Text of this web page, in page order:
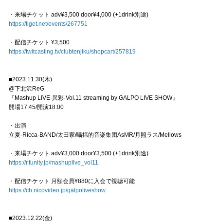
・来場チケット adv¥3,500 door¥4,000 (+1drink別途)
https://tiget.net/events/267751
・配信チケット ¥3,500
https://twitcasting.tv/clubtenjiku/shopcart/257819
■2023.11.30(木)
@下北沢ReG
『Mashup LIVE-異彩-Vol.11 streaming by GALPO LIVE SHOW』
開場17:45/開演18:00
・出演
立夏-Ricca-BAND/太田家/囁揺的音楽集団AsMR/月照ラス/Mellows
・来場チケット adv¥3,000 door¥3,500 (+1drink別途)️
https://r.funity.jp/mashuplive_vol11
・配信チケット 月額会員¥880に入会で視聴可能
https://ch.nicovideo.jp/galpoliveshow
■2023.12.22(金)